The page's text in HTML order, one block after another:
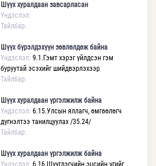
Шүүх хуралдаан завсарласан
Үндэслэл:
Тайлбар:
Шүүх бүрэлдэхүүн зөвлөлдөж байна
Үндэслэл: 9.1.Гэмт хэрэг үйлдсэн гэм
буруутай эсэхийг шийдвэрлэхээр
Тайлбар:
Шүүх хуралдаан үргэлжилж байна
Үндэслэл: 6.15.Улсын яллагч, өмгөөлөгч
дүгнэлтээ танилцуулах /35.24/
Тайлбар:
Шүүх хуралдаан үргэлжилж байна
Үндэслэл: 6.16.Шүүгдэгчийн эцсийн үгийг